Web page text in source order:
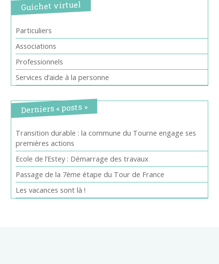
Guichet virtuel
Particuliers
Associations
Professionnels
Services d’aide à la personne
Derniers « posts »
Transition durable : la commune du Tourne engage ses
premières actions
Ecole de l’Estey : Démarrage des travaux
Passage de la 7ème étape du Tour de France
Les vacances sont là !